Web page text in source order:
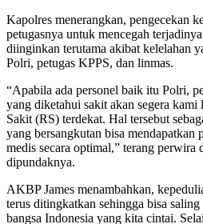
Kapolres menerangkan, pengecekan
petugasnya untuk mencegah
diinginkan terutama akibat kelelahan
Polri, petugas KPPS, dan linmas.
“Apabila ada personel baik itu Polri,
yang diketahui sakit akan segera
Sakit (RS) terdekat. Hal tersebut
yang bersangkutan bisa mendapatkan
medis secara optimal,” terang perwira
dipundaknya.
AKBP James menambahkan,
terus ditingkatkan sehingga bisa
bangsa Indonesia yang kita cintai.